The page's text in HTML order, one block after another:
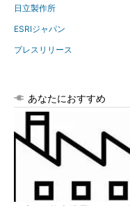
日立製作所
ESRIジャパン
プレスリリース
あなたにおすすめ